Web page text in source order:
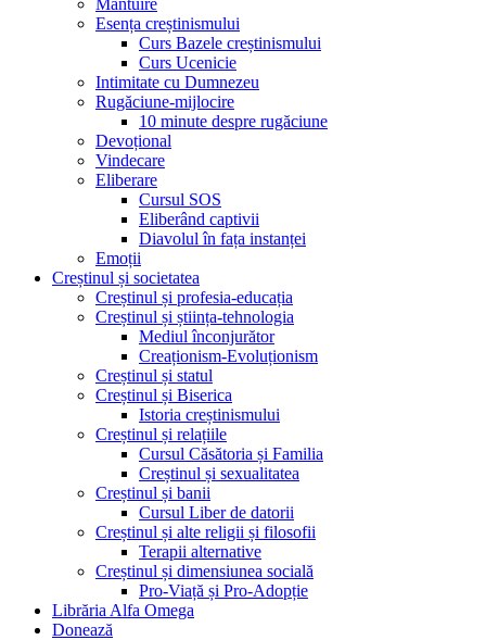
Mântuire
Esența creștinismului
Curs Bazele creștinismului
Curs Ucenicie
Intimitate cu Dumnezeu
Rugăciune-mijlocire
10 minute despre rugăciune
Devoțional
Vindecare
Eliberare
Cursul SOS
Eliberând captivii
Diavolul în fața instanței
Emoții
Creștinul și societatea
Creștinul și profesia-educația
Creștinul și știința-tehnologia
Mediul înconjurător
Creaționism-Evoluționism
Creștinul și statul
Creștinul și Biserica
Istoria creștinismului
Creștinul și relațiile
Cursul Căsătoria și Familia
Creștinul și sexualitatea
Creștinul și banii
Cursul Liber de datorii
Creștinul și alte religii și filosofii
Terapii alternative
Creștinul și dimensiunea socială
Pro-Viață și Pro-Adopție
Librăria Alfa Omega
Donează